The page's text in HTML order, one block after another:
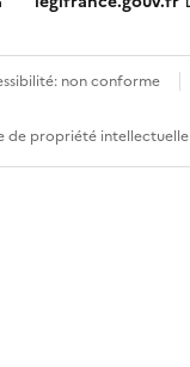
non conforme
de propriété